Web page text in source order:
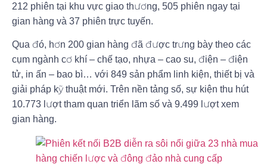
212 phiên tại khu vực giao thương, 505 phiên ngay tại
gian hàng và 37 phiên trực tuyến.
Qua đó, hơn 200 gian hàng đã được trưng bày theo các
cụm ngành cơ khí – chế tạo, nhựa – cao su, điện – điện
tử, in ấn – bao bì… với 849 sản phẩm linh kiện, thiết bị và
giải pháp kỹ thuật mới. Trên nền tảng số, sự kiện thu hút
10.773 lượt tham quan triển lãm số và 9.499 lượt xem
gian hàng.